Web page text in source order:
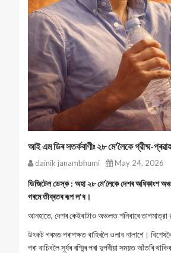
আই এম ডিৰ সতর্কবাণীঃ ২৮ মে'লৈকে গ্রীষ্ম-
dainik janambhumi May 24, 2026
ডিজিটেল ডেস্ক : অহা ২৮ মে'লৈকে দেশৰ অধিকাংশ
গৰমে তীব্ৰতৰ ৰূপ ল'ব।
আনহাতে, দেশৰ কেইবাটাও অঞ্চলত শনিবাৰে তাপমাত্রা
উৎকট গৰমত পৰাপক্ষত বাহিৰলৈ ওলাব নালাগে।
পৰা বাচিবলৈ সূৰ্যৰ ৰশ্মিৰ পৰা দুপৰীয়া সময়ত আঁতৰি